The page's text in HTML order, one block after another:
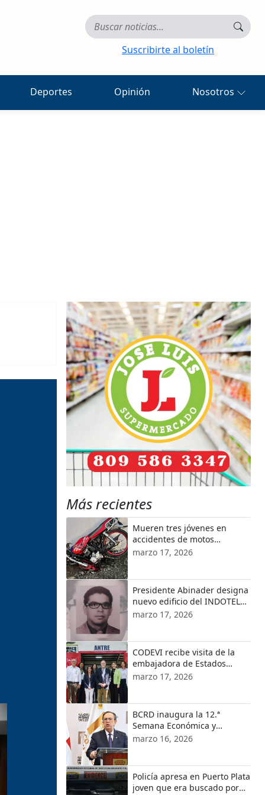
Suscribirte al boletín
Deportes Opinión Nosotros
Más recientes
Mueren tres jóvenes en
accidentes de motos
ocurridos en localidades de
marzo 17, 2026
Presidente Abinader designa
nuevo edificio del INDOTEL
con el nombre de Orlando
marzo 17, 2026
CODEVI recibe visita de la
embajadora de Estados
Unidos en República
marzo 17, 2026
BCRD inaugura la 12.ª
Semana Económica y
Financiera 2026
marzo 16, 2026
Policía apresa en Puerto Plata
joven que era buscado por